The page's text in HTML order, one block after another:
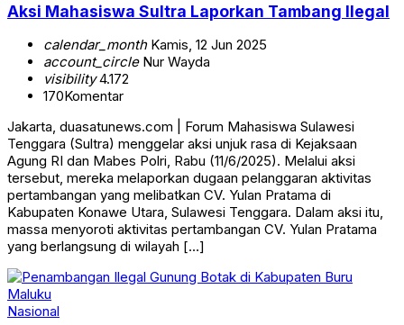
Aksi Mahasiswa Sultra Laporkan Tambang Ilegal
calendar_monthKamis, 12 Jun 2025
account_circleNur Wayda
visibility4.172
170Komentar
Jakarta, duasatunews.com | Forum Mahasiswa Sulawesi
Tenggara (Sultra) menggelar aksi unjuk rasa di Kejaksaan
Agung RI dan Mabes Polri, Rabu (11/6/2025). Melalui aksi
tersebut, mereka melaporkan dugaan pelanggaran aktivitas
pertambangan yang melibatkan CV. Yulan Pratama di
Kabupaten Konawe Utara, Sulawesi Tenggara. Dalam aksi itu,
massa menyoroti aktivitas pertambangan CV. Yulan Pratama
yang berlangsung di wilayah […]
Nasional